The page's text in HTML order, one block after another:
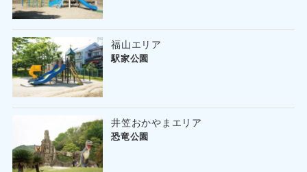
福山エリア
駅家公園
井笠おかやまエリア
恐竜公園